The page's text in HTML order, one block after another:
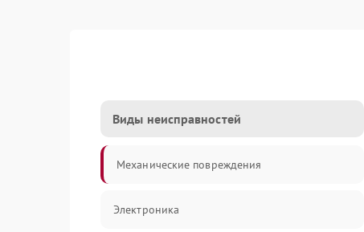
Виды неисправностей
Механические повреждения
Электроника